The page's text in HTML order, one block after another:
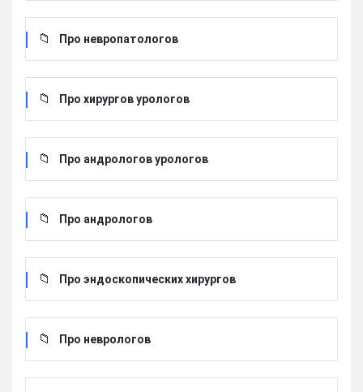
Про невропатологов
Про хирургов урологов
Про андрологов урологов
Про андрологов
Про эндоскопических хирургов
Про неврологов